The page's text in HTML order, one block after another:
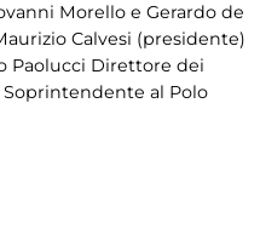
Morello e Gerardo de
Calvesi (presidente)
Paolucci Direttore dei
al Polo